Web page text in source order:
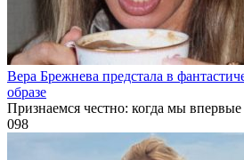
Вера Брежнева предстала в
образе
Признаемся честно: когда мы
098